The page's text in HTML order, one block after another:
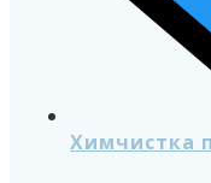
Химчистка